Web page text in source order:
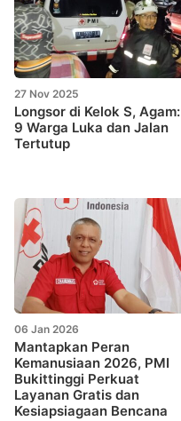
27 Nov 2025
Longsor di Kelok S, Agam:
9 Warga Luka dan Jalan
Tertutup
06 Jan 2026
Mantapkan Peran
Kemanusiaan 2026, PMI
Bukittinggi Perkuat
Layanan Gratis dan
Kesiapsiagaan Bencana